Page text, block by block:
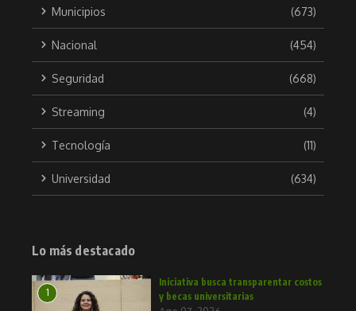
Municipios (673)
Nacional (454)
Seguridad (668)
Streaming (4)
Tecnología (11)
Universidad (634)
Lo más destacado
1
Iniciativa busca transparentar costos
y becas universitarias